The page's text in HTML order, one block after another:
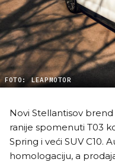
FOTO: LEAPMOTOR
Novi Stellantisov
ranije spomenuti T03
Spring i veći SUV C10.
homologaciju, a